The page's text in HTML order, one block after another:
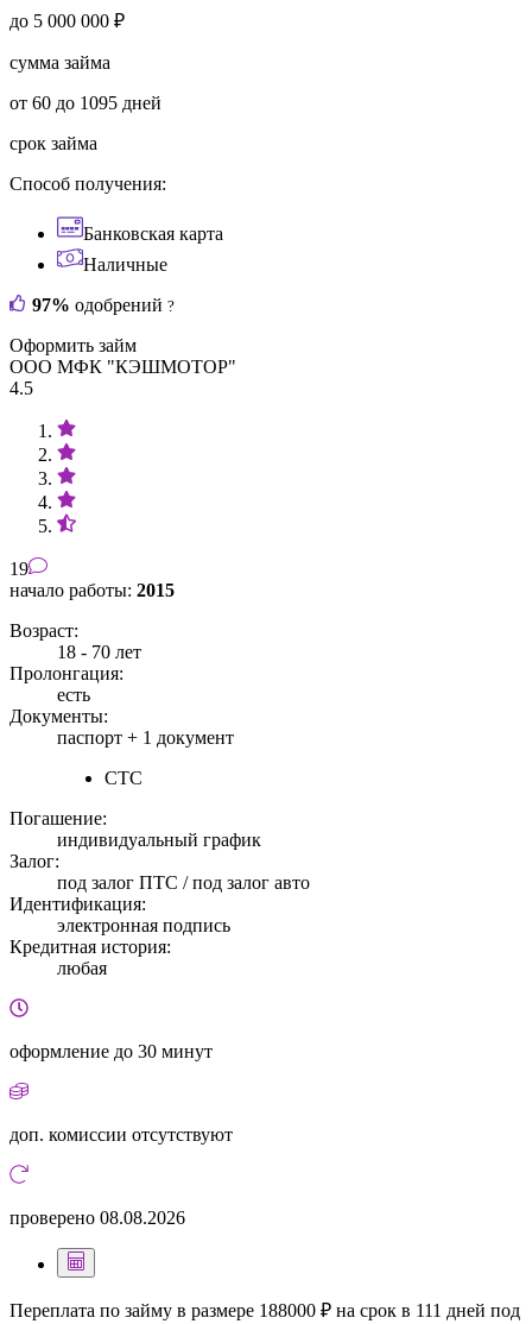
до 5 000 000 ₽
сумма займа
от 60 до 1095 дней
срок займа
Способ получения:
Банковская карта
Наличные
97% одобрений ?
Оформить займ
ООО МФК "КЭШМОТОР"
4.5
19
начало работы: 2015
Возраст:
18 - 70 лет
Пролонгация:
есть
Документы:
паспорт + 1 документ
СТС
Погашение:
индивидуальный график
Залог:
под залог ПТС / под залог авто
Идентификация:
электронная подпись
Кредитная история:
любая
оформление до 30 минут
доп. комиссии отсутствуют
проверено 08.08.2026
Переплата по займу в размере 188000 ₽ на срок в 111 дней под